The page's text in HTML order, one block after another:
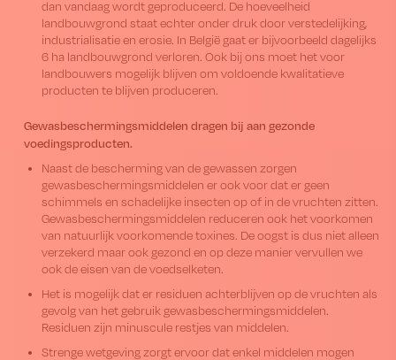
dan vandaag wordt geproduceerd. De hoeveelheid
landbouwgrond staat echter onder druk door verstedelijking,
industrialisatie en erosie. In België gaat er bijvoorbeeld dagelijks
6 ha landbouwgrond verloren. Ook bij ons moet het voor
landbouwers mogelijk blijven om voldoende kwalitatieve
producten te blijven produceren.
Gewasbeschermingsmiddelen dragen bij aan gezonde
voedingsproducten.
Naast de bescherming van de gewassen zorgen
gewasbeschermingsmiddelen er ook voor dat er geen
schimmels en schadelijke insecten op of in de vruchten zitten.
Gewasbeschermingsmiddelen reduceren ook het voorkomen
van natuurlijk voorkomende toxines. De oogst is dus niet alleen
verzekerd maar ook gezond en op deze manier vervullen we
ook de eisen van de voedselketen.
Het is mogelijk dat er residuen achterblijven op de vruchten als
gevolg van het gebruik gewasbeschermingsmiddelen.
Residuen zijn minuscule restjes van middelen.
Strenge wetgeving zorgt ervoor dat enkel middelen mogen